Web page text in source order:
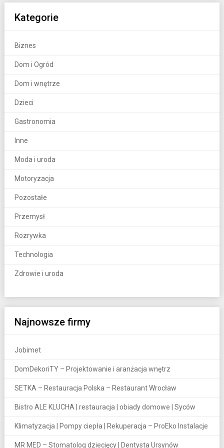
wpisach
Kategorie
Biznes
Dom i Ogród
Dom i wnętrze
Dzieci
Gastronomia
Inne
Moda i uroda
Motoryzacja
Pozostałe
Przemysł
Rozrywka
Technologia
Zdrowie i uroda
Najnowsze firmy
Jobimet
DomDekoriTY – Projektowanie i aranżacja wnętrz
SETKA – Restauracja Polska – Restaurant Wrocław
Bistro ALE KLUCHA | restauracja | obiady domowe | Syców
Klimatyzacja | Pompy ciepła | Rekuperacja – ProEko Instalacje
MR MED – Stomatolog dziecięcy | Dentysta Ursynów